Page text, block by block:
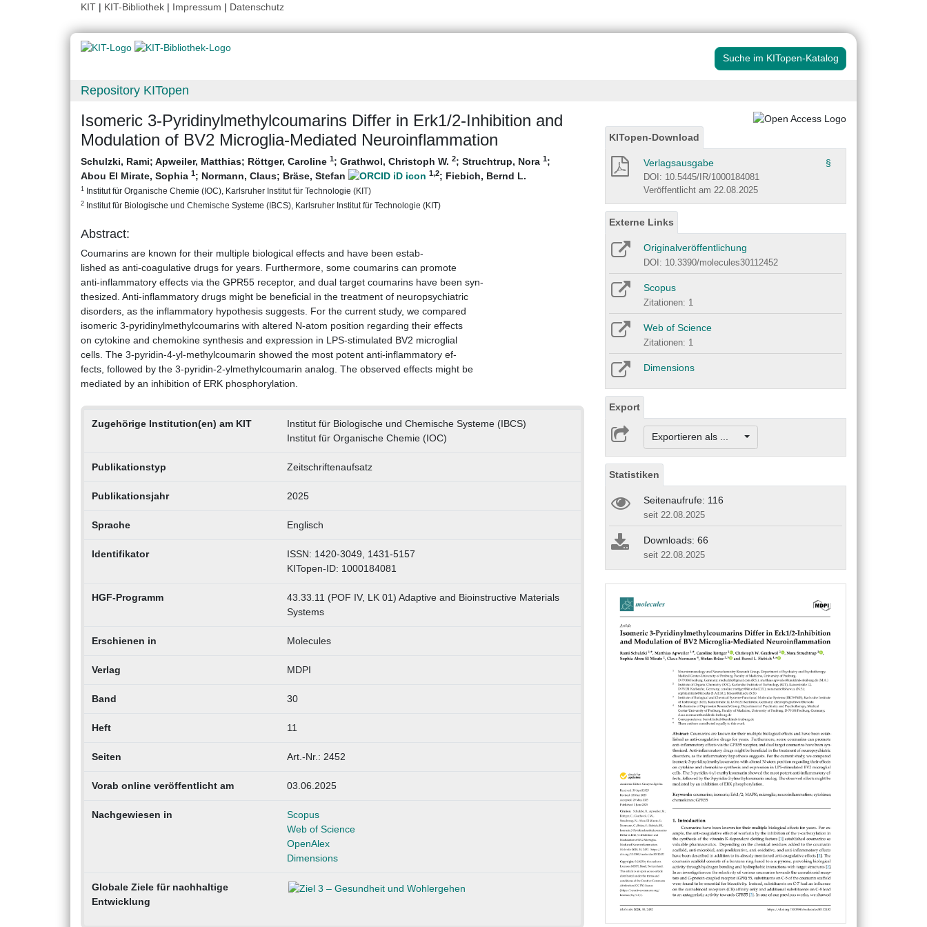
KIT | KIT-Bibliothek | Impressum | Datenschutz
Suche im KITopen-Katalog
Repository KITopen
Isomeric 3-Pyridinylmethylcoumarins Differ in Erk1/2-Inhibition and
Modulation of BV2 Microglia-Mediated Neuroinflammation
Schulzki, Rami; Apweiler, Matthias; Röttger, Caroline 1; Grathwol, Christoph W. 2; Struchtrup, Nora 1;
Abou El Mirate, Sophia 1; Normann, Claus; Bräse, Stefan 1,2; Fiebich, Bernd L.
1 Institut für Organische Chemie (IOC), Karlsruher Institut für Technologie (KIT)
2 Institut für Biologische und Chemische Systeme (IBCS), Karlsruher Institut für Technologie (KIT)
Abstract:
Coumarins are known for their multiple biological effects and have been estab-
lished as anti-coagulative drugs for years. Furthermore, some coumarins can promote
anti-inflammatory effects via the GPR55 receptor, and dual target coumarins have been syn-
thesized. Anti-inflammatory drugs might be beneficial in the treatment of neuropsychiatric
disorders, as the inflammatory hypothesis suggests. For the current study, we compared
isomeric 3-pyridinylmethylcoumarins with altered N-atom position regarding their effects
on cytokine and chemokine synthesis and expression in LPS-stimulated BV2 microglial
cells. The 3-pyridin-4-yl-methylcoumarin showed the most potent anti-inflammatory ef-
fects, followed by the 3-pyridin-2-ylmethylcoumarin analog. The observed effects might be
mediated by an inhibition of ERK phosphorylation.
Zugehörige Institution(en) am KIT
Institut für Biologische und Chemische Systeme (IBCS)
Institut für Organische Chemie (IOC)
Publikationstyp Zeitschriftenaufsatz
Publikationsjahr 2025
Sprache Englisch
Identifikator
ISSN: 1420-3049, 1431-5157
KITopen-ID: 1000184081
HGF-Programm
43.33.11 (POF IV, LK 01) Adaptive and Bioinstructive Materials
Systems
Erschienen in Molecules
Verlag MDPI
Band 30
Heft 11
Seiten Art.-Nr.: 2452
Vorab online veröffentlicht am 03.06.2025
Nachgewiesen in
Scopus
Web of Science
OpenAlex
Dimensions
Globale Ziele für nachhaltige
Entwicklung
KITopen-Download
Verlagsausgabe §
DOI: 10.5445/IR/1000184081
Veröffentlicht am 22.08.2025
Externe Links
Originalveröffentlichung
DOI: 10.3390/molecules30112452
Scopus
Zitationen: 1
Web of Science
Zitationen: 1
Dimensions
Export
Exportieren als ...
Statistiken
Seitenaufrufe: 116
seit 22.08.2025
Downloads: 66
seit 22.08.2025